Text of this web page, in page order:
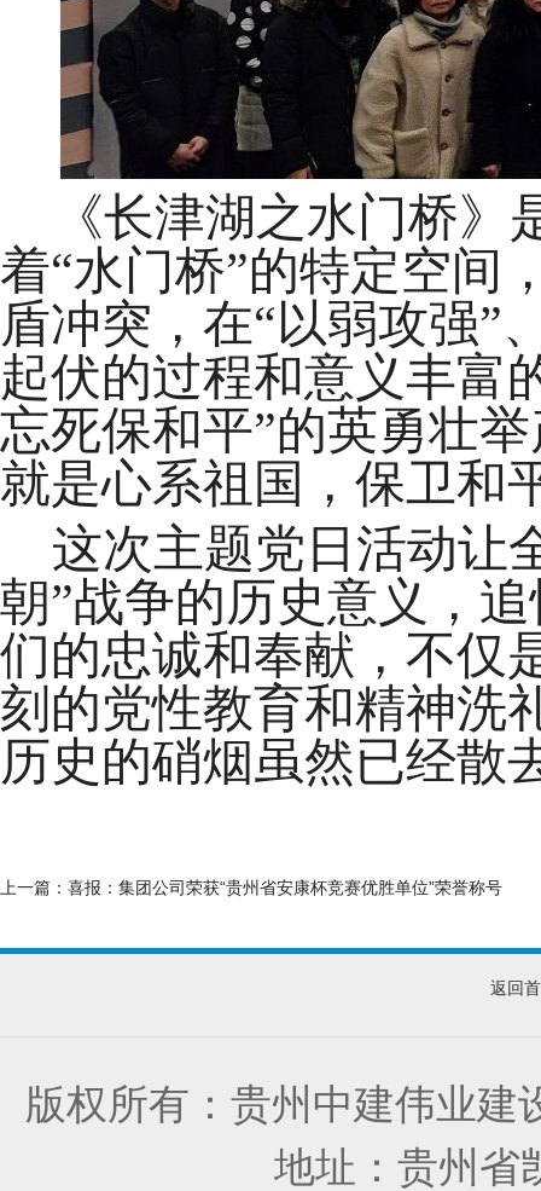
《长津湖之水门桥》
着“水门桥”的特定空间
盾冲突，在“以弱攻强”
起伏的过程和意义丰富
忘死保和平”的英勇壮
就是心系祖国，保卫和
这次主题党日活动让
朝”战争的历史意义，
们的忠诚和奉献，不仅
刻的党性教育和精神洗
历史的硝烟虽然已经散
上一篇： 喜报：集团公司荣获“贵州省安康杯竞赛优胜单位”荣誉称号
返回
版权所有：贵州中建伟业
地址：贵州